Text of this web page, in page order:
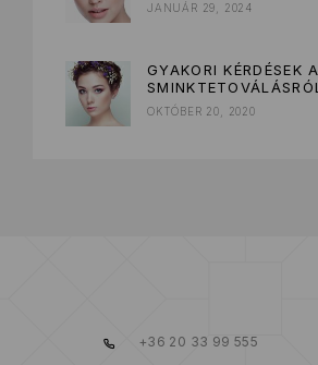
JANUÁR 29, 2024
GYAKORI KÉRDÉSEK A
SMINKTETOVÁLÁSRÓL
OKTÓBER 20, 2020
+36 20 33 99 555